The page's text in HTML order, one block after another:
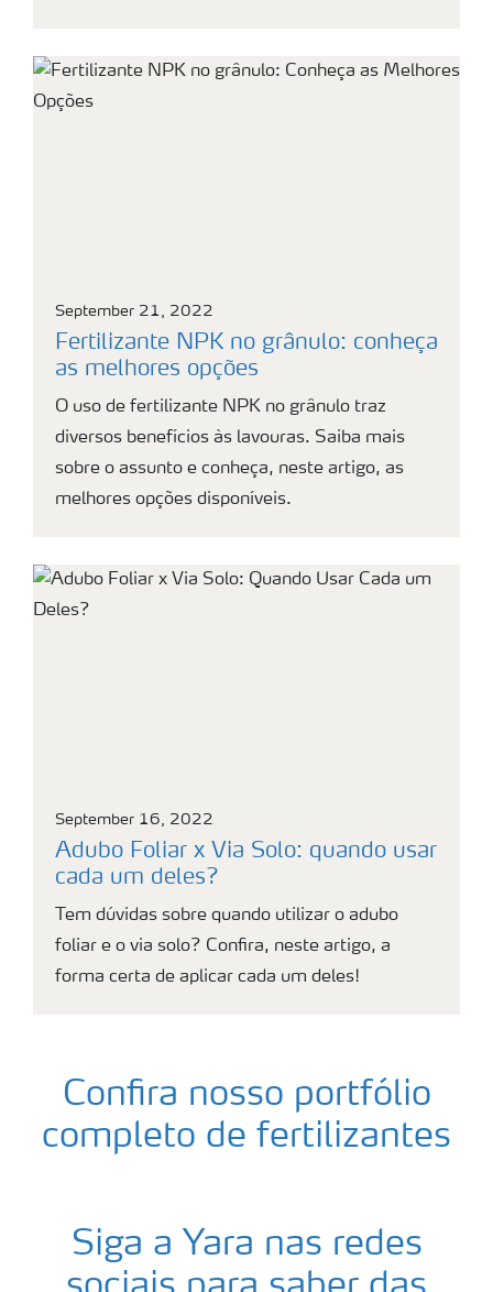
September 21, 2022
Fertilizante NPK no grânulo: conheça
as melhores opções
O uso de fertilizante NPK no grânulo traz
diversos benefícios às lavouras. Saiba mais
sobre o assunto e conheça, neste artigo, as
melhores opções disponíveis.
September 16, 2022
Adubo Foliar x Via Solo: quando usar
cada um deles?
Tem dúvidas sobre quando utilizar o adubo
foliar e o via solo? Confira, neste artigo, a
forma certa de aplicar cada um deles!
Confira nosso portfólio
completo de fertilizantes
Siga a Yara nas redes